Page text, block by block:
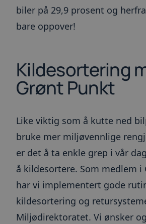
biler på 29,9 prosent og
bare oppover!
Kildesortering
Grønt Punkt
Like viktig som å kutte ned
bruke mer miljøvennlige
er det å ta enkle grep i vår
å kildesortere. Som medlem i
har vi implementert gode
kildesortering og
Miljødirektoratet. Vi ønsker